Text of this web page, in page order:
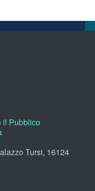
il Pubblico
Tursi, 16124